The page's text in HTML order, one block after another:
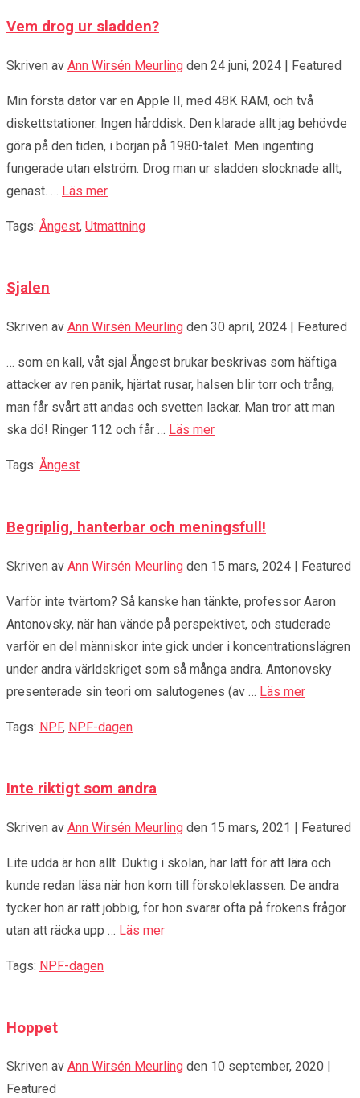
Vem drog ur sladden?
Skriven av Ann Wirsén Meurling den 24 juni, 2024 | Featured
Min första dator var en Apple II, med 48K RAM, och två
diskettstationer. Ingen hårddisk. Den klarade allt jag behövde
göra på den tiden, i början på 1980-talet. Men ingenting
fungerade utan elström. Drog man ur sladden slocknade allt,
genast. … Läs mer
Tags: Ångest, Utmattning
Sjalen
Skriven av Ann Wirsén Meurling den 30 april, 2024 | Featured
… som en kall, våt sjal Ångest brukar beskrivas som häftiga
attacker av ren panik, hjärtat rusar, halsen blir torr och trång,
man får svårt att andas och svetten lackar. Man tror att man
ska dö! Ringer 112 och får … Läs mer
Tags: Ångest
Begriplig, hanterbar och meningsfull!
Skriven av Ann Wirsén Meurling den 15 mars, 2024 | Featured
Varför inte tvärtom? Så kanske han tänkte, professor Aaron
Antonovsky, när han vände på perspektivet, och studerade
varför en del människor inte gick under i koncentrationslägren
under andra världskriget som så många andra. Antonovsky
presenterade sin teori om salutogenes (av … Läs mer
Tags: NPF, NPF-dagen
Inte riktigt som andra
Skriven av Ann Wirsén Meurling den 15 mars, 2021 | Featured
Lite udda är hon allt. Duktig i skolan, har lätt för att lära och
kunde redan läsa när hon kom till förskoleklassen. De andra
tycker hon är rätt jobbig, för hon svarar ofta på frökens frågor
utan att räcka upp … Läs mer
Tags: NPF-dagen
Hoppet
Skriven av Ann Wirsén Meurling den 10 september, 2020
Featured